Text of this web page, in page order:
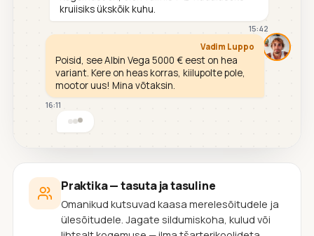
kruiisiks ükskõik kuhu.
15:42
Vadim Luppo
Poisid, see Albin Vega 5000 € eest on hea
variant. Kere on heas korras, kiilupolte pole,
mootor uus! Mina võtaksin.
16:11
Praktika — tasuta ja tasuline
Omanikud kutsuvad kaasa merelesõitudele ja
ülesõitudele. Jagate sildumiskoha, kulud või